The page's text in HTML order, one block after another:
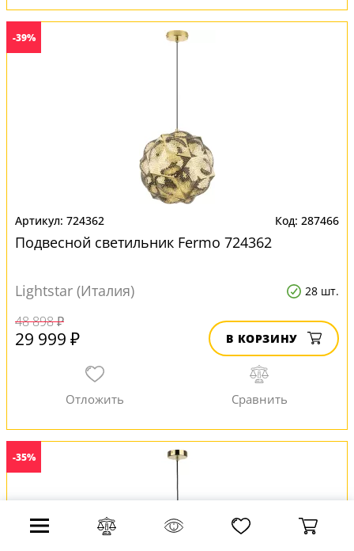
-39%
724362 287466
Подвесной светильник Fermo 724362
Lightstar (Италия) 28 шт.
48 898 ₽
29 999 ₽ В КОРЗИНУ
-35%